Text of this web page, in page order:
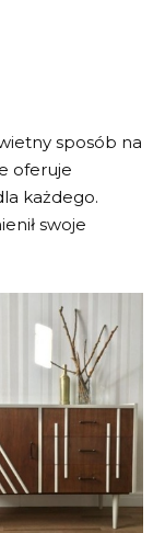
sposób na
oferuje
każdego.
swoje